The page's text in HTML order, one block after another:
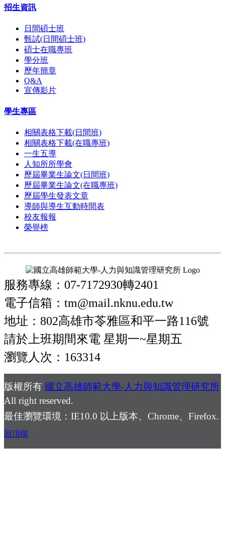
招生資訊
日間碩士班
甄試(日間碩士班)
碩士在職專班
學分班
歷年簡章
Q&A
宣傳影片
學生專區
相關表格下載(日間班)
相關表格下載(在職專班)
一生五導
人知所所學會
歷屆畢業生論文(日間班)
歷屆畢業生論文(在職專班)
歷屆學生發表文章
導師與導生互動時間表
校友報報
榮譽榜
服務專線：07-7172930轉2401
電子信箱：tm@mail.nknu.edu.tw
地址：802高雄市苓雅區和平一路116號
請於上班期間來電 星期一~星期五
瀏覽人次：163314
版權所有 國立高雄師範大學-人力與知識管理研究所
All right reserved.
最佳瀏覽環境：IE10.0 以上版本、Chrome、Firefox.
回頂端